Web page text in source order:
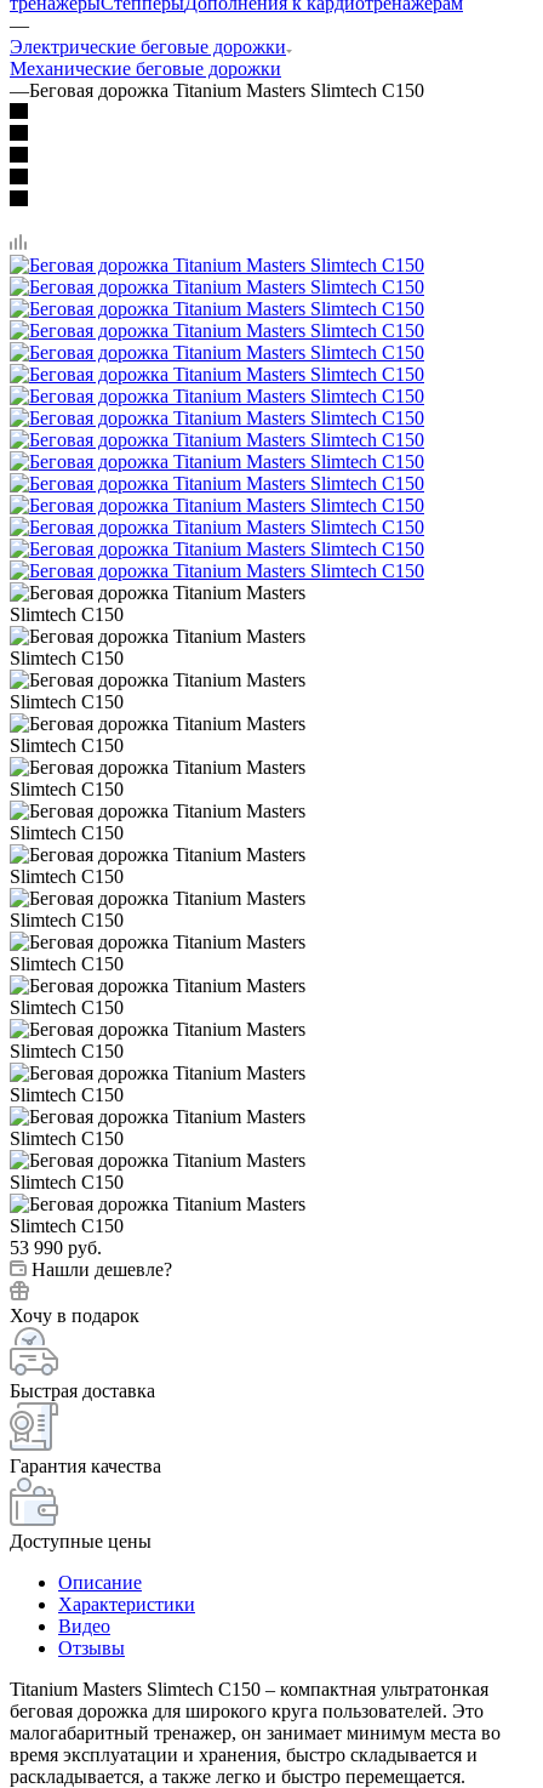
—
Электрические беговые дорожки
Механические беговые дорожки
—Беговая дорожка Titanium Masters Slimtech C150
53 990 руб.
Нашли дешевле?
Хочу в подарок
Быстрая доставка
Гарантия качества
Доступные цены
Описание
Характеристики
Видео
Отзывы
Titanium Masters Slimtech C150 – компактная ультратонкая
беговая дорожка для широкого круга пользователей. Это
малогабаритный тренажер, он занимает минимум места во
время эксплуатации и хранения, быстро складывается и
раскладывается, а также легко и быстро перемещается.